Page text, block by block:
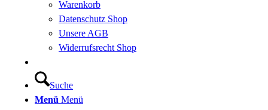
Warenkorb
Datenschutz Shop
Unsere AGB
Widerrufsrecht Shop
Suche
Menü Menü